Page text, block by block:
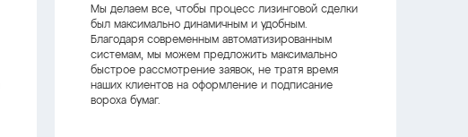
Мы делаем все, чтобы процесс лизинговой сделки
был максимально динамичным и удобным.
Благодаря современным автоматизированным
системам, мы можем предложить максимально
быстрое рассмотрение заявок, не тратя время
наших клиентов на оформление и подписание
вороха бумаг.